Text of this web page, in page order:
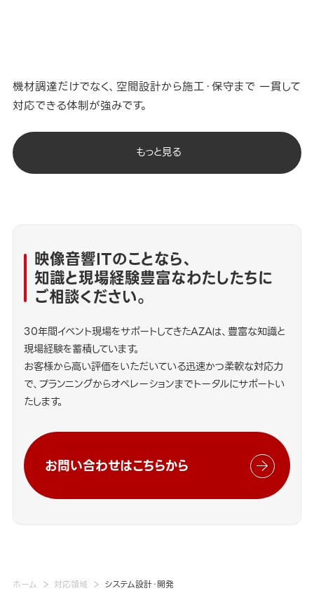
ホーム 対応領域 システム設計・開発
機材調達だけでなく、空間設計から施工・保守まで 一貫して
対応できる体制が強みです。
もっと見る
映像音響ITのことなら、
知識と現場経験豊富なわたしたちに
ご相談ください。
30年間イベント現場をサポートしてきたAZAは、豊富な知識と
現場経験を蓄積しています。
お客様から高い評価をいただいている迅速かつ柔軟な対応力
で、プランニングからオペレーションまでトータルにサポートい
たします。
お問い合わせはこちらから